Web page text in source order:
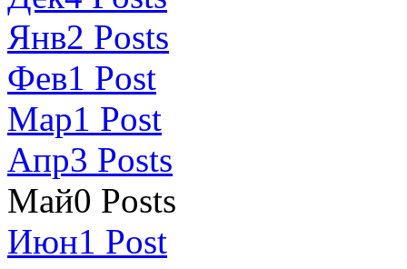
Янв2 Posts
Фев1 Post
Мар1 Post
Апр3 Posts
Май0 Posts
Июн1 Post